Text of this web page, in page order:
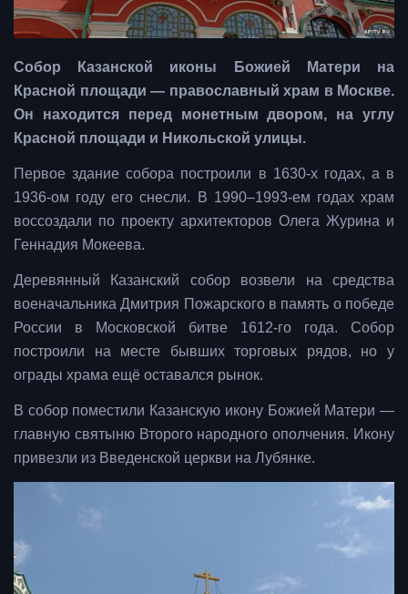
Собор Казанской иконы Божией Матери на
Красной площади — православный храм в Москве.
Он находится перед монетным двором, на углу
Красной площади и Никольской улицы.
Первое здание собора построили в 1630-х годах, а в
1936-ом году его снесли. В 1990–1993-ем годах храм
воссоздали по проекту архитекторов Олега Журина и
Геннадия Мокеева.
Деревянный Казанский собор возвели на средства
военачальника Дмитрия Пожарского в память о победе
России в Московской битве 1612-го года. Собор
построили на месте бывших торговых рядов, но у
ограды храма ещё оставался рынок.
В собор поместили Казанскую икону Божией Матери —
главную святыню Второго народного ополчения. Икону
привезли из Введенской церкви на Лубянке.